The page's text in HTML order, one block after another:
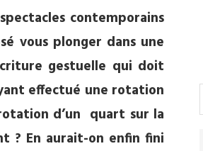
contemporains
vous plonger dans une
gestuelle qui doit
effectué une rotation
d’un quart sur la
? En aurait-on enfin fini